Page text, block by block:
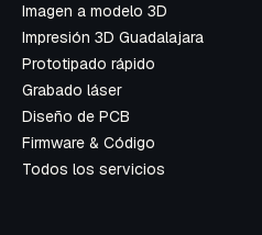
Imagen a modelo 3D
Impresión 3D Guadalajara
Prototipado rápido
Grabado láser
Diseño de PCB
Firmware & Código
Todos los servicios